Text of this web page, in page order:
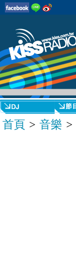
首頁 > 音樂 >